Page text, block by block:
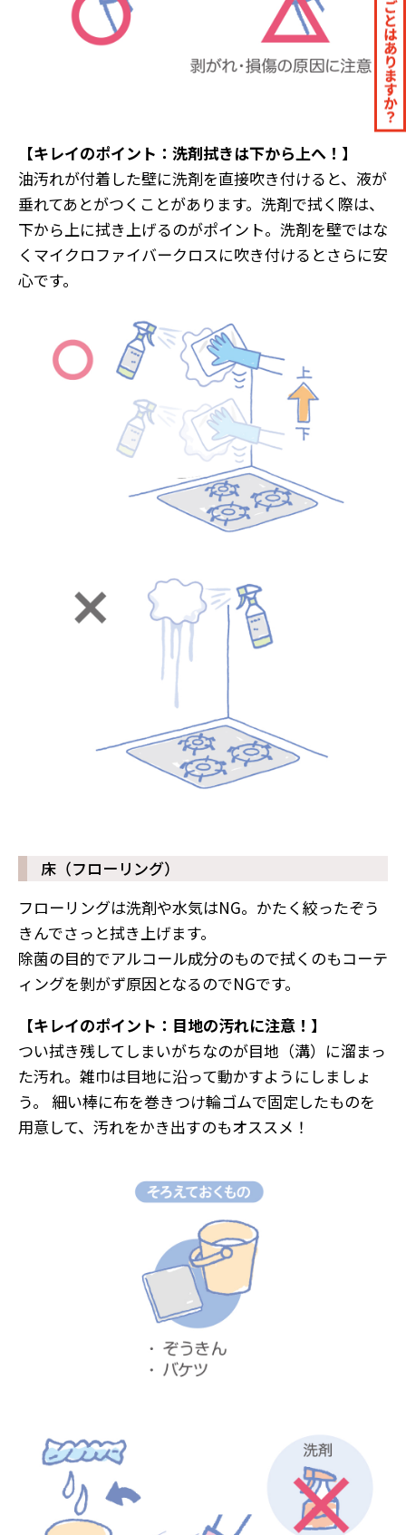
【キレイのポイント：洗剤拭きは下から上へ！】
油汚れが付着した壁に洗剤を直接吹き付けると、液が
垂れてあとがつくことがあります。洗剤で拭く際は、
下から上に拭き上げるのがポイント。洗剤を壁ではな
くマイクロファイバークロスに吹き付けるとさらに安
心です。
床（フローリング）
フローリングは洗剤や水気はNG。かたく絞ったぞう
きんでさっと拭き上げます。
除菌の目的でアルコール成分のもので拭くのもコーテ
ィングを剝がず原因となるのでNGです。
【キレイのポイント：目地の汚れに注意！】
つい拭き残してしまいがちなのが目地（溝）に溜まっ
た汚れ。雑巾は目地に沿って動かすようにしましょ
う。 細い棒に布を巻きつけ輪ゴムで固定したものを
用意して、汚れをかき出すのもオススメ！